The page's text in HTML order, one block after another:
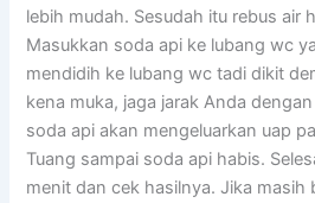
lebih mudah. Sesudah itu rebus air
Masukkan soda api ke lubang wc
mendidih ke lubang wc tadi dikit
kena muka, jaga jarak Anda
soda api akan mengeluarkan uap
Tuang sampai soda api habis.
menit dan cek hasilnya. Jika masih